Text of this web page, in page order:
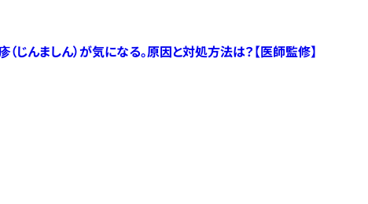
じんましん）が気になる。原因と対処方法は？【医師監修】